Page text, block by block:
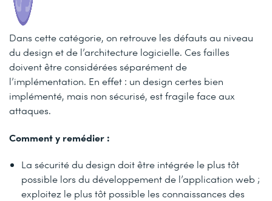
Dans cette catégorie, on retrouve les défauts au niveau
du design et de l’architecture logicielle. Ces failles
doivent être considérées séparément de
l’implémentation. En effet : un design certes bien
implémenté, mais non sécurisé, est fragile face aux
attaques.
Comment y remédier :
La sécurité du design doit être intégrée le plus tôt
possible lors du développement de l’application web ;
exploitez le plus tôt possible les connaissances des